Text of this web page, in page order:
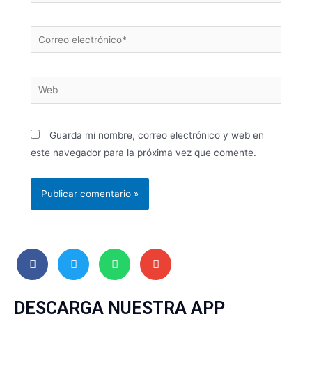
Guarda mi nombre, correo electrónico y web en
este navegador para la próxima vez que comente.
DESCARGA NUESTRA APP